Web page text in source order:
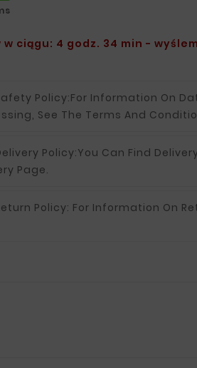
w ciągu: 4 godz. 34 min -
Policy:For Information On
See The Terms And
Policy:You Can Find
Page.
Policy: For Information On